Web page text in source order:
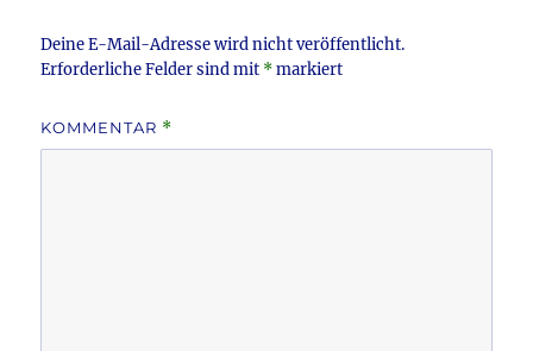
Deine E-Mail-Adresse wird nicht veröffentlicht.
Erforderliche Felder sind mit *markiert
KOMMENTAR *